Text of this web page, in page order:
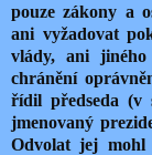
pouze zákony a
ani vyžadovat
vlády, ani
chránění
řídil předseda (v
jmenovaný
Odvolat jej mohl